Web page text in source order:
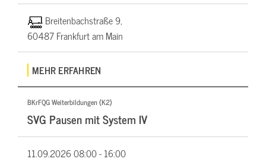
Breitenbachstraße 9,
60487 Frankfurt am Main
MEHR ERFAHREN
BKrFQG Weiterbildungen (K2)
SVG Pausen mit System IV
11.09.202608:00 - 16:00